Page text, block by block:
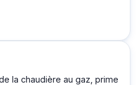
la chaudière au gaz, prime